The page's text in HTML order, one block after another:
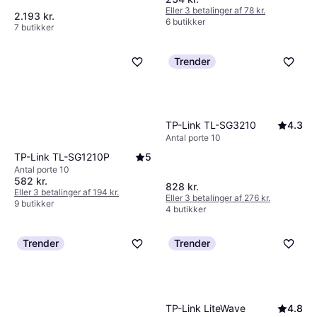
2.193 kr.
7 butikker
Eller 3 betalinger af 78 kr.
6 butikker
TP-Link TL-SG1210P 5
Antal porte 10
582 kr.
Eller 3 betalinger af 194 kr.
9 butikker
Trender
TP-Link TL-SG3210 4.3
Antal porte 10
828 kr.
Eller 3 betalinger af 276 kr.
4 butikker
Trender Trender
TP-Link LiteWave
4.8
omkostningerne på lang sigt.